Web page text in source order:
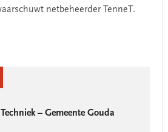
netbeheerder TenneT.
– Gemeente Gouda